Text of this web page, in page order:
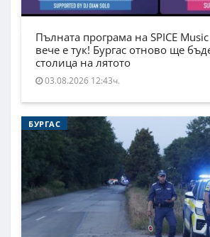
Пълната програма на SPICE
вече е тук! Бургас отново ще
столица на лятото
03.08.2026 12:43ч.
БУРГАС